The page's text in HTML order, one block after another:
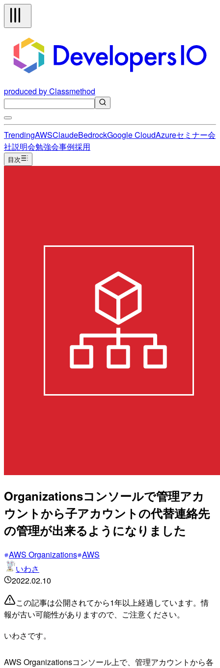
produced by Classmethod
TrendingAWSClaudeBedrockGoogle CloudAzureセミナー会
社説明会勉強会事例採用
目次
Organizationsコンソールで管理アカ
ウントから子アカウントの代替連絡先
の管理が出来るようになりました
AWS Organizations AWS
いわさ
2022.02.10
この記事は公開されてから1年以上経過しています。情
報が古い可能性がありますので、ご注意ください。
いわさです。
AWS Organizationsコンソール上で、管理アカウントから各